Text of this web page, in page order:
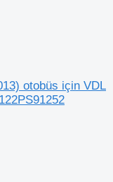
otobüs için VDL